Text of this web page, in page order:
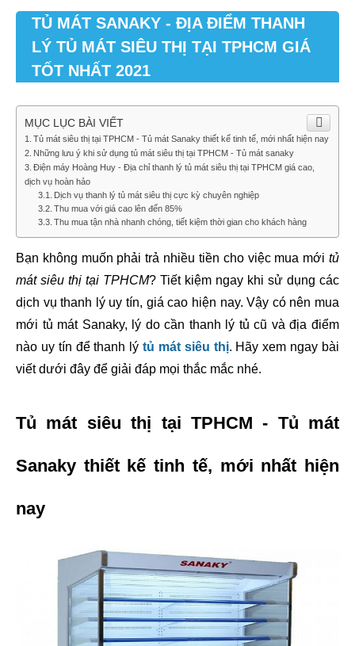
TỦ MÁT SANAKY - ĐỊA ĐIỂM THANH
LÝ TỦ MÁT SIÊU THỊ TẠI TPHCM GIÁ
TỐT NHẤT 2021
MỤC LỤC BÀI VIẾT
Tủ mát siêu thị tại TPHCM - Tủ mát Sanaky thiết kế tinh tế, mới nhất hiện nay
Những lưu ý khi sử dụng tủ mát siêu thị tại TPHCM - Tủ mát sanaky
Điện máy Hoàng Huy - Địa chỉ thanh lý tủ mát siêu thị tại TPHCM giá cao,
dịch vụ hoàn hảo
Dịch vụ thanh lý tủ mát siêu thị cực kỳ chuyên nghiệp
Thu mua với giá cao lên đến 85%
Thu mua tận nhà nhanh chóng, tiết kiệm thời gian cho khách hàng
Bạn không muốn phải trả nhiều tiền cho việc mua mới tủ
mát siêu thị tại TPHCM? Tiết kiệm ngay khi sử dụng các
dịch vụ thanh lý uy tín, giá cao hiện nay. Vậy có nên mua
mới tủ mát Sanaky, lý do cần thanh lý tủ cũ và địa điểm
nào uy tín để thanh lý tủ mát siêu thị. Hãy xem ngay bài
viết dưới đây để giải đáp mọi thắc mắc nhé.
Tủ mát siêu thị tại TPHCM - Tủ mát
Sanaky thiết kế tinh tế, mới nhất hiện
nay